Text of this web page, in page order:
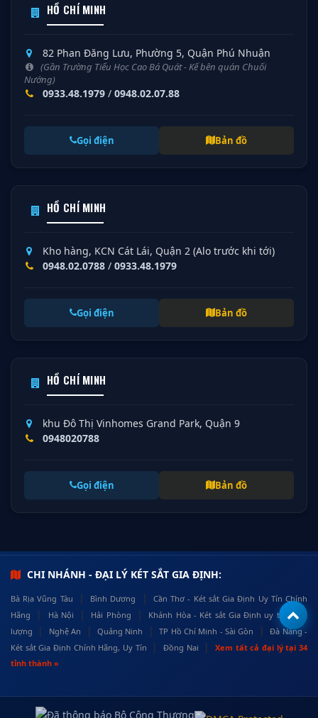
HỒ CHÍ MINH
82 Phan Đăng Lưu, Phường 5, Quận Phú Nhuận
(Gần Trường Tiểu Học Cao Bá Quát - Kế bên quán Chuối
Nướng)
0933.48.1979 / 0948.02.07.88
Gọi điện Bản đồ
HỒ CHÍ MINH
Kho hàng, KCN Cát Lái, Quận 2 (Alo trước khi tới)
0948.02.0788 / 0933.48.1979
Gọi điện Bản đồ
HỒ CHÍ MINH
khu Đô Thị Vinhomes Grand Park, Quận 9
0948020788
Gọi điện Bản đồ
CHI NHÁNH - ĐẠI LÝ KÉT SẮT GIA ĐỊNH:
Bà Rịa Vũng Tàu | Bình Dương |
Cần Thơ - Két sắt Gia Định Uy Tín Chính
Hãng
| Hà Nội | Hải Phòng |
Khánh Hòa - Két sắt Gia Định uy tín, chất
lượng
| Nghệ An | Quảng Ninh | TP Hồ Chí Minh - Sài Gòn |
Đà Nẵng -
Két sắt Gia Định Chính Hãng, Uy Tín
| Đồng Nai |
Xem tất cả đại lý tại 34
tỉnh thành »